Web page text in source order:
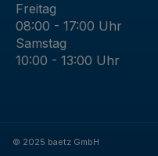
Freitag
08:00 - 17:00 Uhr
Samstag
10:00 - 13:00 Uhr
© 2025 baetz GmbH